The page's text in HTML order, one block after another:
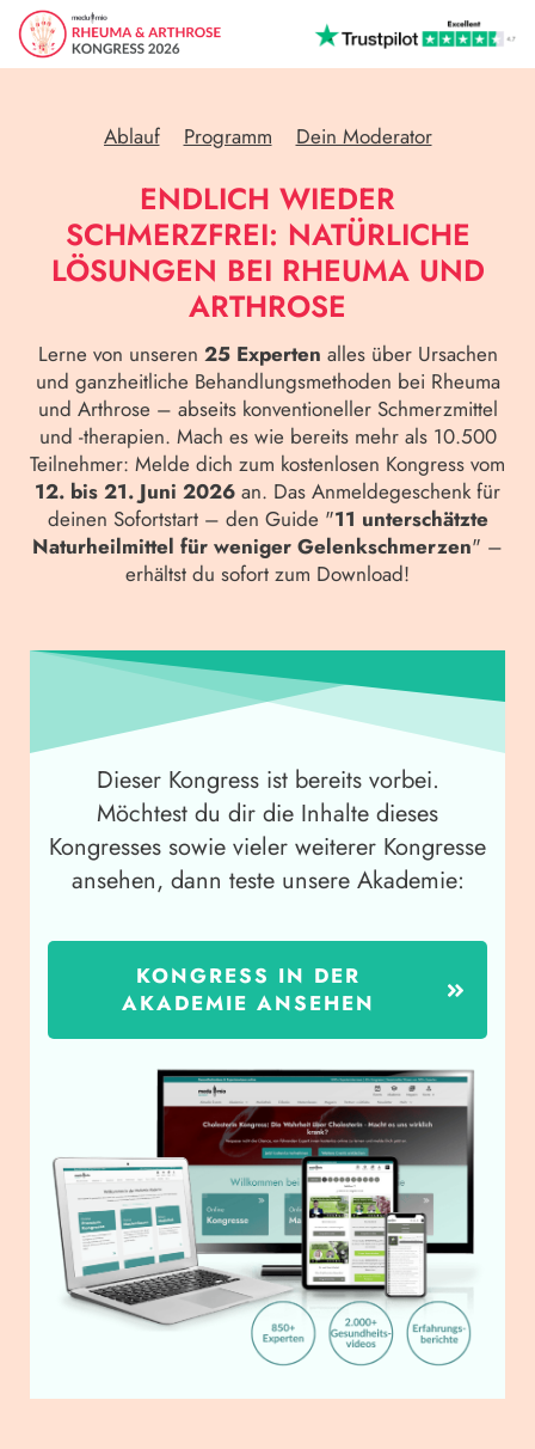
Ablauf Programm Dein Moderator
ENDLICH WIEDER
SCHMERZFREI: NATÜRLICHE
LÖSUNGEN BEI RHEUMA UND
ARTHROSE
Lerne von unseren 25 Experten alles über Ursachen
und ganzheitliche Behandlungsmethoden bei Rheuma
und Arthrose – abseits konventioneller Schmerzmittel
und -therapien. Mach es wie bereits mehr als 10.500
Teilnehmer: Melde dich zum kostenlosen Kongress vom
12. bis 21. Juni 2026 an. Das Anmeldegeschenk für
deinen Sofortstart – den Guide "11 unterschätzte
Naturheilmittel für weniger Gelenkschmerzen" –
erhältst du sofort zum Download!
Dieser Kongress ist bereits vorbei.
Möchtest du dir die Inhalte dieses
Kongresses sowie vieler weiterer Kongresse
ansehen, dann teste unsere Akademie:
KONGRESS IN DER
AKADEMIE ANSEHEN